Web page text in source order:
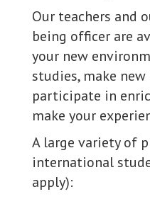
Our teachers and
being officer are
your new
studies, make
participate in
make your
A large variety of
international
apply):